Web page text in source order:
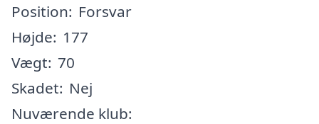
Position: Forsvar
Højde: 177
Vægt: 70
Skadet: Nej
Nuværende klub: